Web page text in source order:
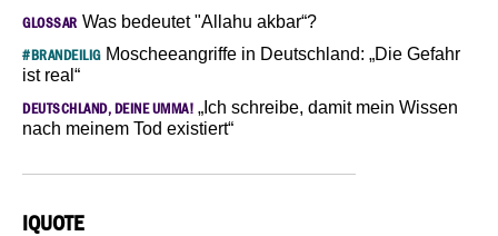
GLOSSAR Was bedeutet "Allahu akbar“?
#BRANDEILIGMoscheeangriffe in Deutschland: „Die Gefahr
ist real“
DEUTSCHLAND, DEINE UMMA! „Ich schreibe, damit mein Wissen
nach meinem Tod existiert“
IQUOTE